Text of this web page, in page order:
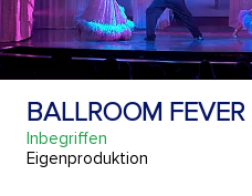
BALLROOM FEVER
Inbegriffen
Eigenproduktion